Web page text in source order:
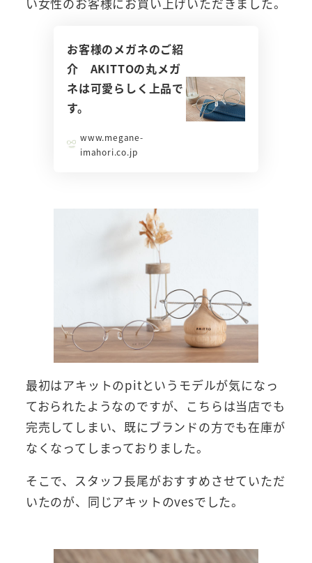
お客様のメガネのご紹
介 AKITTOの丸メガ
ネは可愛らしく上品で
す。
www.megane-
imahori.co.jp
最初はアキットのpitというモデルが気になっ
ておられたようなのですが、こちらは当店でも
完売してしまい、既にブランドの方でも在庫が
なくなってしまっておりました。
そこで、スタッフ長尾がおすすめさせていただ
いたのが、同じアキットのvesでした。